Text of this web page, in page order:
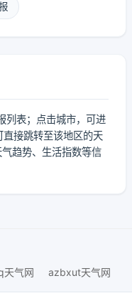
列表；点击城市，可进
接跳转至该地区的天
趋势、生活指数等信
气网 azbxut天气网